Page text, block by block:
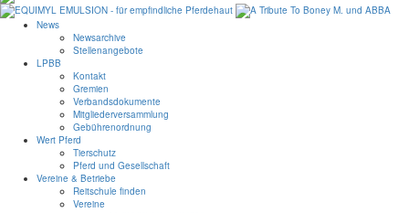
News
Newsarchive
Stellenangebote
LPBB
Kontakt
Gremien
Verbandsdokumente
Mitgliederversammlung
Gebührenordnung
Wert Pferd
Tierschutz
Pferd und Gesellschaft
Vereine & Betriebe
Reitschule finden
Vereine